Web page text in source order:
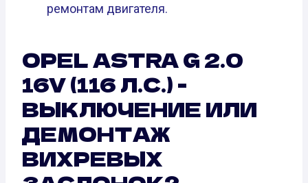
ремонтам двигателя.
OPEL ASTRA G 2.0
16V (116 Л.С.) -
ВЫКЛЮЧЕНИЕ ИЛИ
ДЕМОНТАЖ
ВИХРЕВЫХ